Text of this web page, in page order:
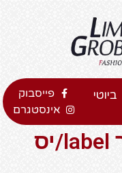
ביוטי
פייסבוק
אינסטגרם
תוצאות חיפוש עבור label/יס